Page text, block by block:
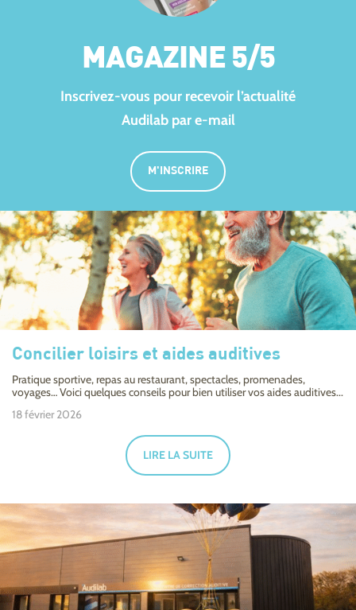
MAGAZINE 5/5
Inscrivez-vous pour recevoir l’actualité
Audilab par e-mail
M'INSCRIRE
Concilier loisirs et aides auditives
Pratique sportive, repas au restaurant, spectacles, promenades,
voyages… Voici quelques conseils pour bien utiliser vos aides auditives...
18 février 2026
LIRE LA SUITE